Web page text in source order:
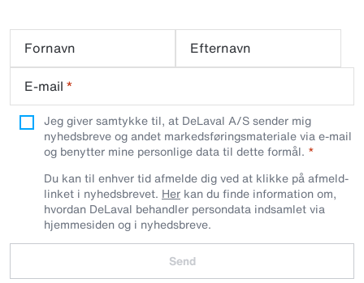
Fornavn
Efternavn
E-mail *
Jeg giver samtykke til, at DeLaval A/S sender mig
nyhedsbreve og andet markedsføringsmateriale via e-mail
og benytter mine personlige data til dette formål.
Du kan til enhver tid afmelde dig ved at klikke på afmeld-
linket i nyhedsbrevet. Her kan du finde information om,
hvordan DeLaval behandler persondata indsamlet via
hjemmesiden og i nyhedsbreve.
Send